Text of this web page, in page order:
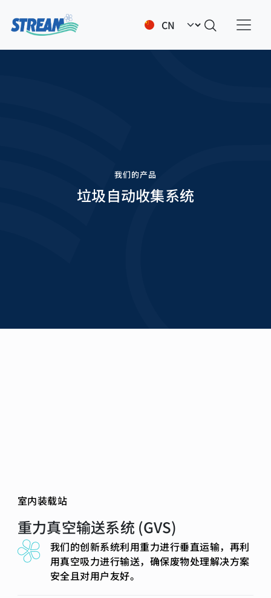
Select your language
我们的产品
垃圾自动收集系统
室内装载站
重力真空输送系统 (GVS)
我们的创新系统利用重力进行垂直运输，再利
用真空吸力进行输送，确保废物处理解决方案
安全且对用户友好。